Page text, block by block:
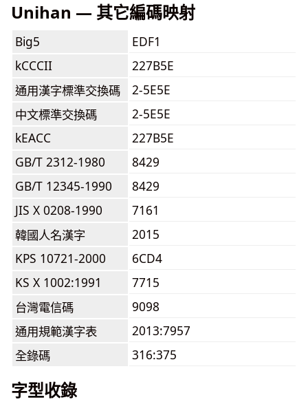
Unihan — 其它編碼映射
Big5
EDF1
kCCCII
227B5E
通用漢字標準交換碼
2-5E5E
中文標準交換碼
2-5E5E
kEACC
227B5E
GB/T 2312-1980
8429
GB/T 12345-1990
8429
JIS X 0208-1990
7161
韓國人名漢字
2015
KPS 10721-2000
6CD4
KS X 1002:1991
7715
台灣電信碼
9098
通用規範漢字表
2013:7957
全錄碼
316:375
字型收錄